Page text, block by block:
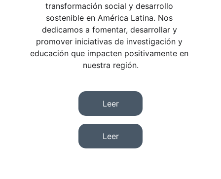
transformación social y desarrollo
sostenible en América Latina. Nos
dedicamos a fomentar, desarrollar y
promover iniciativas de investigación y
educación que impacten positivamente en
nuestra región.
Leer
Leer